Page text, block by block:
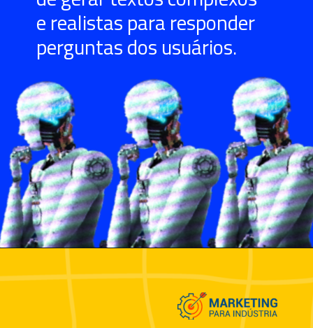
e realistas para responder
perguntas dos usuários.